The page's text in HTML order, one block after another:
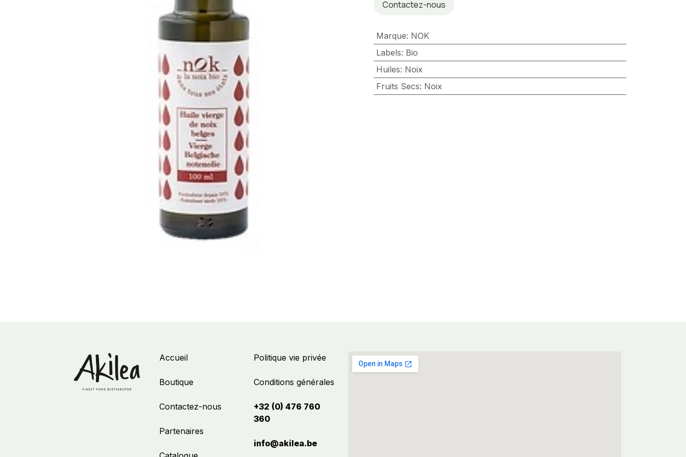
Contactez-nous
Marque: NOK
Labels: Bio
Huiles: Noix
Fruits Secs: Noix
Politique vie privée
Conditions générales
+32 (0) 476 760
360
info@akilea.be​
Accueil
Boutique
Contactez-nous
Partenaires